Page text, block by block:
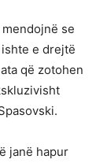
se
e drejtë
që zotohen
janë hapur